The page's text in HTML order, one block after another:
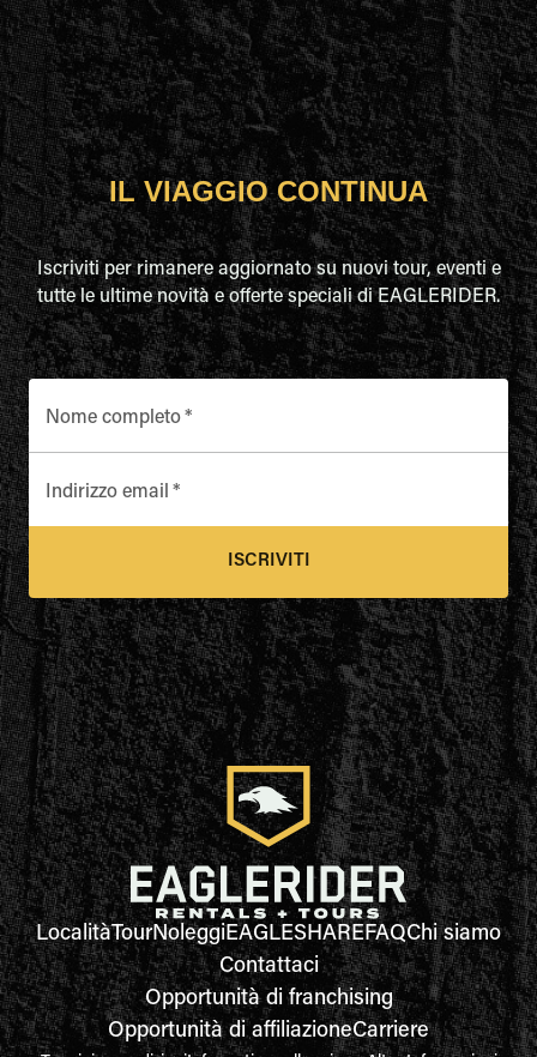
IL VIAGGIO CONTINUA
Iscriviti per rimanere aggiornato su nuovi tour, eventi e
tutte le ultime novità e offerte speciali di EAGLERIDER.
Nome completo*
Indirizzo email *
ISCRIVITI
LocalitàTourNoleggiEAGLESHAREFAQChi siamo
Contattaci
Opportunità di franchising
Opportunità di affiliazioneCarriere